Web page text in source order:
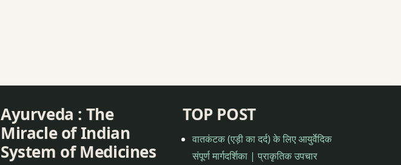
Ayurveda : The
Miracle of Indian
System of Medicines
TOP POST
वातकंटक (एड़ी का दर्द) के लिए आयुर्वेदिक
संपूर्ण मार्गदर्शिका | प्राकृतिक उपचार